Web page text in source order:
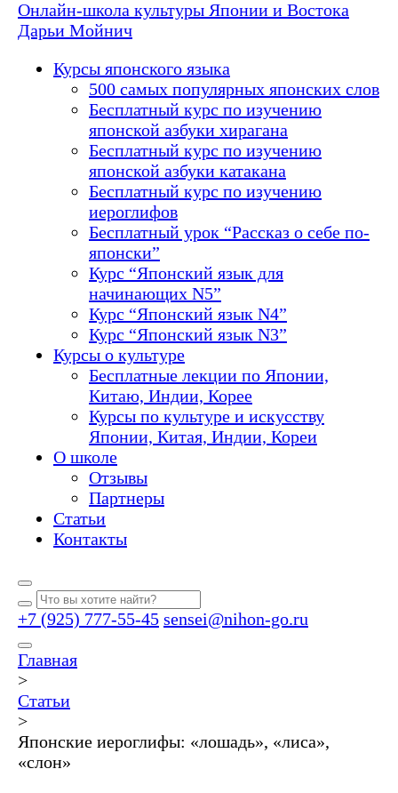
Онлайн-школа культуры Японии и Востока
Дарьи Мойнич
Курсы японского языка
500 самых популярных японских слов
Бесплатный курс по изучению
японской азбуки хирагана
Бесплатный курс по изучению
японской азбуки катакана
Бесплатный курс по изучению
иероглифов
Бесплатный урок “Рассказ о себе по-
японски”
Курс “Японский язык для
начинающих N5”
Курс “Японский язык N4”
Курс “Японский язык N3”
Курсы о культуре
Бесплатные лекции по Японии,
Китаю, Индии, Корее
Курсы по культуре и искусству
Японии, Китая, Индии, Кореи
О школе
Отзывы
Партнеры
Статьи
Контакты
+7 (925) 777-55-45 sensei@nihon-go.ru
Главная
>
Статьи
>
Японские иероглифы: «лошадь», «лиса»,
«слон»